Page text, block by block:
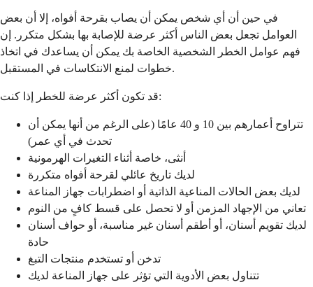
في حين أن أي شخص يمكن أن يصاب بقرحة أفواه، إلا أن بعض
العوامل تجعل بعض الناس أكثر عرضة للإصابة بها بشكل متكرر. إن
فهم عوامل الخطر الشخصية الخاصة بك يمكن أن يساعدك في اتخاذ
خطوات لمنع الانتكاسات في المستقبل.
قد تكون أكثر عرضة للخطر إذا كنت:
تتراوح أعمارهم بين 10 و 40 عامًا (على الرغم من أنها يمكن أن
تحدث في أي عمر)
أنثى، خاصة أثناء التغيرات الهرمونية
لديك تاريخ عائلي لقرحة أفواه متكررة
لديك بعض الحالات المناعية الذاتية أو اضطرابات جهاز المناعة
تعاني من الإجهاد المزمن أو لا تحصل على قسط كافٍ من النوم
لديك تقويم أسنان، أو أطقم أسنان غير مناسبة، أو حواف أسنان
حادة
تدخن أو تستخدم منتجات التبغ
تتناول بعض الأدوية التي تؤثر على جهاز المناعة لديك